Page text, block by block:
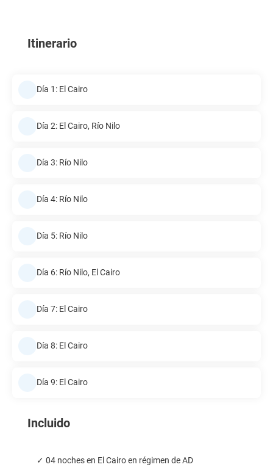
Itinerario
Día 1: El Cairo
Día 2: El Cairo, Río Nilo
Día 3: Río Nilo
Día 4: Río Nilo
Día 5: Río Nilo
Día 6: Río Nilo, El Cairo
Día 7: El Cairo
Día 8: El Cairo
Día 9: El Cairo
Incluido
✓ 04 noches en El Cairo en régimen de AD